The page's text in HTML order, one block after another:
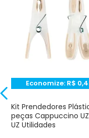
Avalie o
★ ★★ ☆☆
Endereço de
Economize: R$
Kit Prendedores
peças Cappuccino
UZ Utilidades